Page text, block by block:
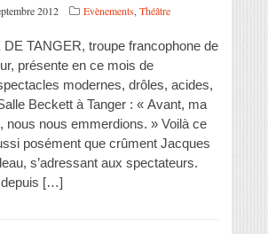
2012 Evènements, Théâtre
TANGER, troupe francophone de
présente en ce mois de
modernes, drôles, acides,
Beckett à Tanger : « Avant, ma
nous nous emmerdions. » Voilà ce
posément que crûment Jacques
s’adressant aux spectateurs.
depuis […]